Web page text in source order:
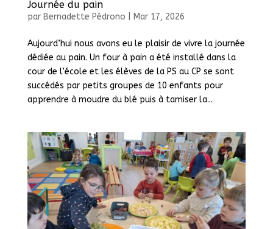
Journée du pain
par Bernadette Pédrono Mar 17, 2026
Aujourd’hui nous avons eu le plaisir de vivre la journée
dédiée au pain. Un four à pain a été installé dans la
cour de l’école et les élèves de la PS au CP se sont
succédés par petits groupes de 10 enfants pour
apprendre à moudre du blé puis à tamiser la...